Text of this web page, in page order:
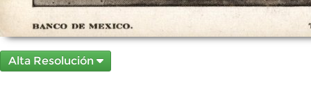
Alta Resolución